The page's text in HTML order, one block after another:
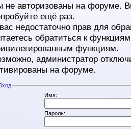
не авторизованы на форуме.
ещё раз.
недостаточно прав для
обратиться к
функциям.
администратор
на форуме.
Имя:
Пароль: